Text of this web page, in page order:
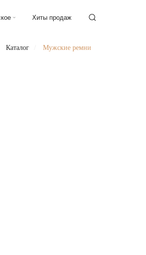
Хиты продаж
Каталог Мужские ремни